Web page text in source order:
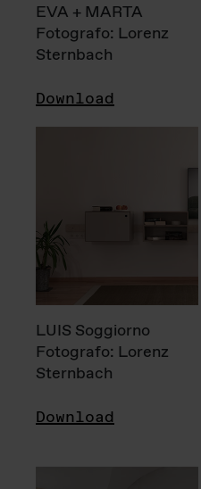
EVA + MARTA
Fotografo: Lorenz
Sternbach
Download
LUIS Soggiorno
Fotografo: Lorenz
Sternbach
Download